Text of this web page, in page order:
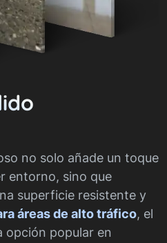
no solo añade un toque
entorno, sino que
superficie resistente y
áreas de alto tráfico, el
opción popular en